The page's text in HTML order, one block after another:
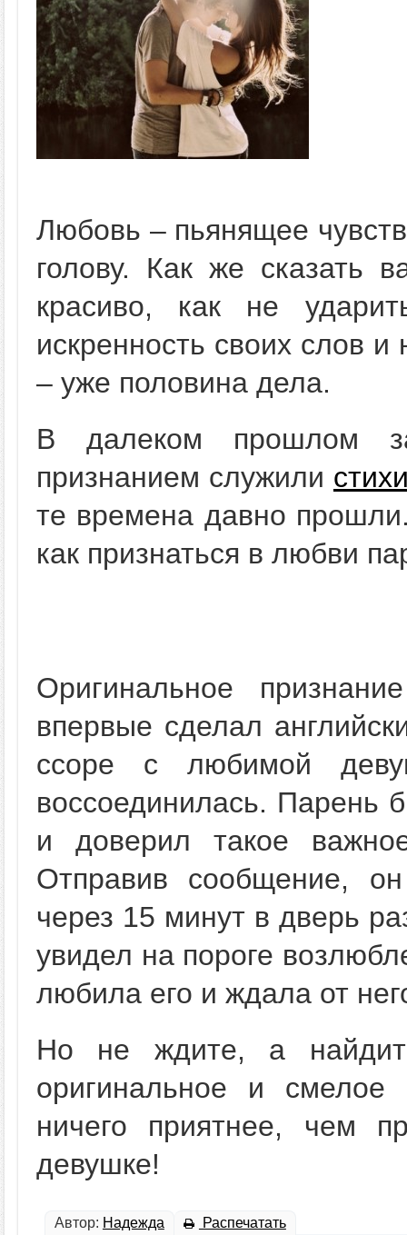
Любовь – пьянящее
голову. Как же сказать
красиво, как не
искренность своих слов
– уже половина дела.
В далеком прошлом
признанием служили
те времена давно
как признаться в любви
Оригинальное
впервые сделал
ссоре с любимой
воссоединилась. Парень
и доверил такое
Отправив сообщение,
через 15 минут в дверь
увидел на пороге
любила его и ждала от
Но не ждите, а
оригинальное и
ничего приятнее, чем
девушке!
Автор: Надежда Распечатать